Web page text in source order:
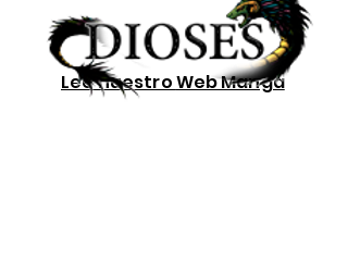
Lee nuestroWeb Manga